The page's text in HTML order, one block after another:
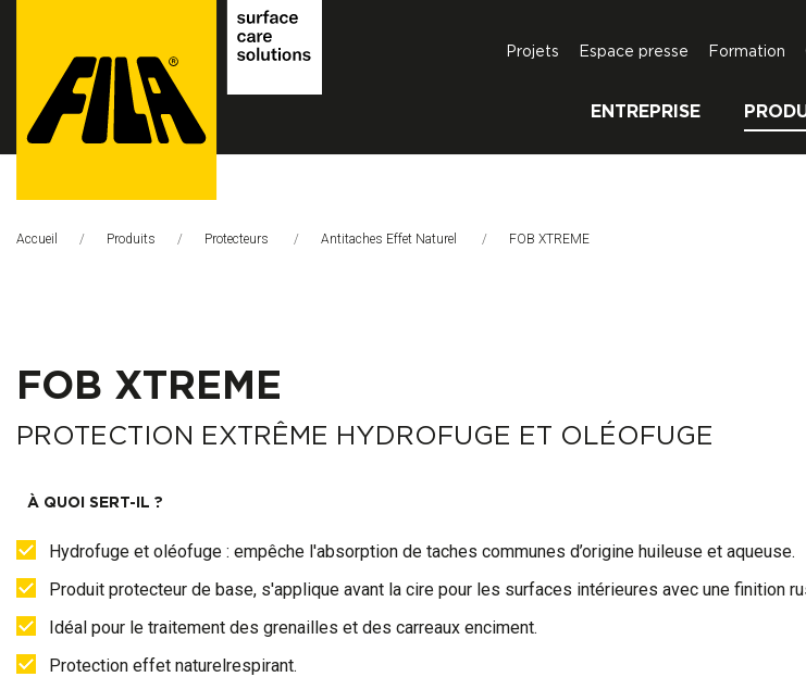
Solutions
ENTREPRISE
Projets Espace presse Formation
Accueil Produits Protecteurs Antitaches Effet Naturel Page Actuelle:
FOB XTREME
FOB XTREME
PROTECTION EXTRÊME HYDROFUGE ET OLÉOFUGE
À QUOI SERT-IL ?
Hydrofuge et oléofuge : empêche l'absorption de taches communes d’origine huileuse et aqueuse.
Produit protecteur de base, s'applique avant la cire pour les surfaces intérieures avec une finition
Idéal pour le traitement des grenailles et des carreaux enciment.
Protection effet naturelrespirant.